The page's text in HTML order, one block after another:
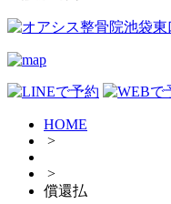
HOME
>
>
償還払